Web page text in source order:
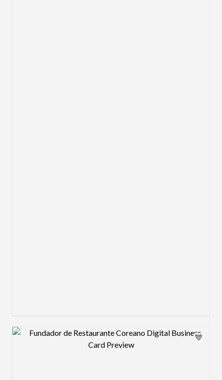
Design preview image